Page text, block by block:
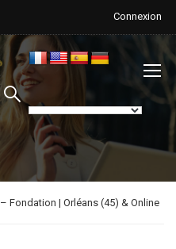
Connexion
Fondation | Orléans (45) & Online